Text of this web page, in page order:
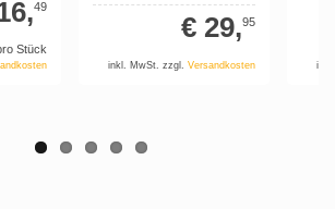
49
Stück
€ 29,95
inkl. MwSt. zzgl. Versandkosten